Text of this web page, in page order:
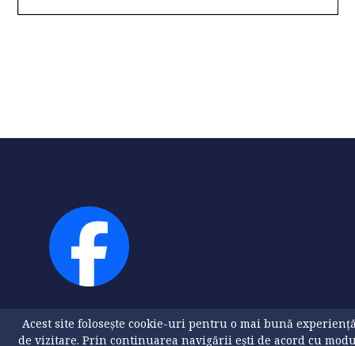
Acest site folosește cookie-uri pentru o mai bună
de vizitare. Prin continuarea navigării ești de acord cu